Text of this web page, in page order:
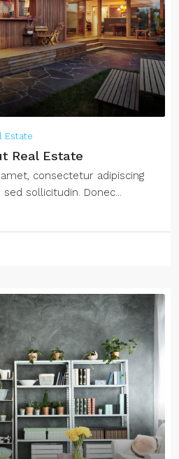
Estate
Real Estate
consectetur adipiscing
sollicitudin. Donec...